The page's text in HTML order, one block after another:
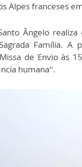
Alpes franceses
Ângelo
Família. A
de Envio às
humana”.